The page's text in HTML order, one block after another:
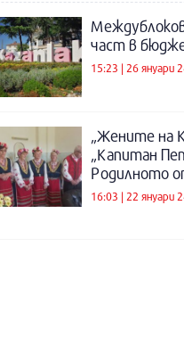
част в
15:23 | 26 януари
„Жените на
„Капитан
Родилното
16:03 | 22 януари